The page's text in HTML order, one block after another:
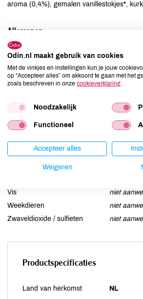
aroma (0,4%), gemalen vanillestokjes*,
Allergenen
Aardnoten
Gluten
niet
aanwezig
Lupine
niet
Noten
niet
Schaaldieren
niet
Selderij
niet
niet
Vis
niet
Weekdieren
niet
Zwaveldioxide / sulfieten
niet
Productspecificaties
Land van herkomst NL
Odin.nl maakt gebruik van cookies
Met de vinkjes en instellingen kun je jouw
op “Accepteer alles” om akkoord te gaan met het
zoals beschreven in onze cookieverklaring
Noodzakelijk
Functioneel
Accepteer alles
Weigeren